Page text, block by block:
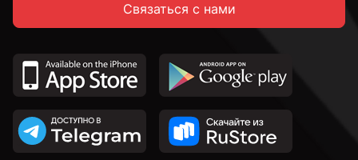
Связаться с нами